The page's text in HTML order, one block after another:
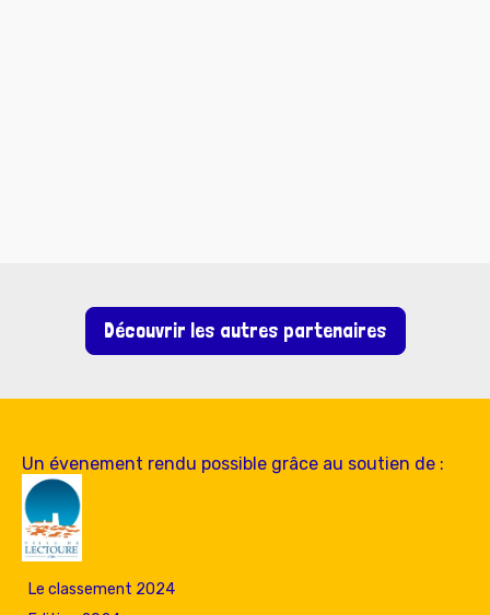
Découvrir les autres partenaires
Un évenement rendu possible grâce au soutien de :
Le classement 2024